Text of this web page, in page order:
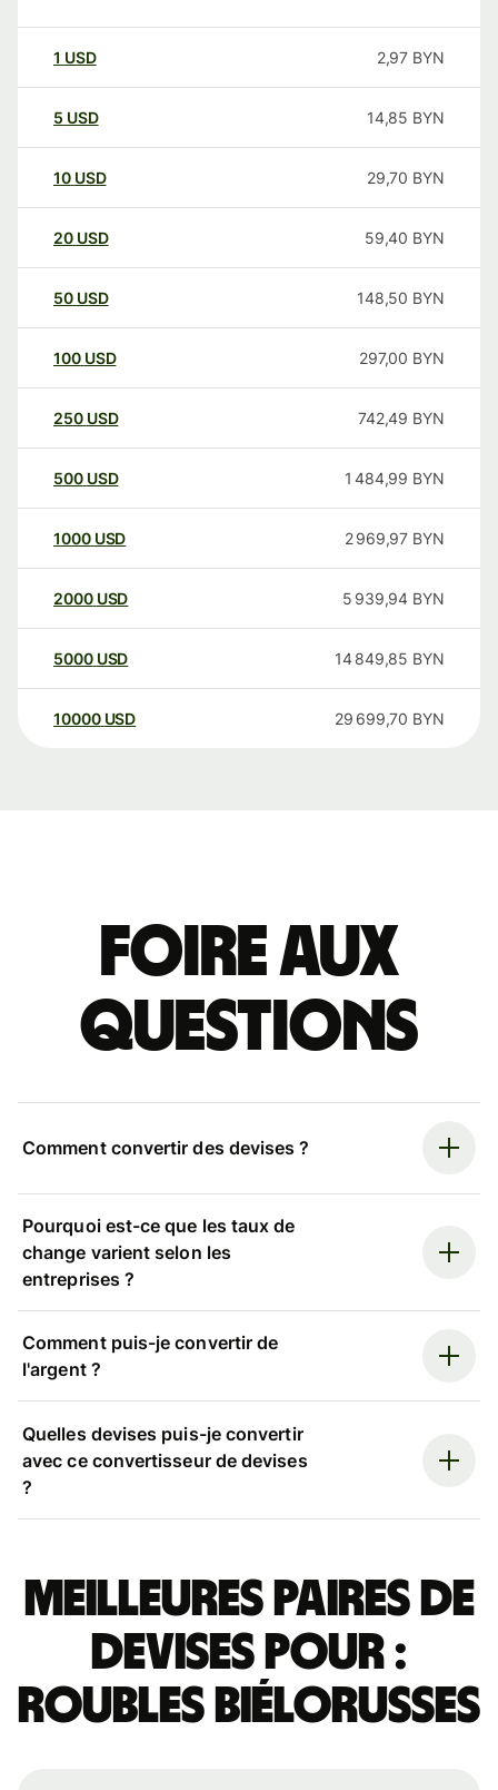
1 USD 2,97 BYN
5 USD 14,85 BYN
10 USD 29,70 BYN
20 USD 59,40 BYN
50 USD 148,50 BYN
100 USD 297,00 BYN
250 USD 742,49 BYN
500 USD 1 484,99 BYN
1000 USD 2 969,97 BYN
2000 USD 5 939,94 BYN
5000 USD 14 849,85 BYN
10000 USD 29 699,70 BYN
Foire aux
questions
Comment convertir des devises ?
Pourquoi est-ce que les taux de
change varient selon les
entreprises ?
Comment puis-je convertir de
l'argent ?
Quelles devises puis-je convertir
avec ce convertisseur de devises
?
Meilleures paires de
devises pour :
roubles biélorusses